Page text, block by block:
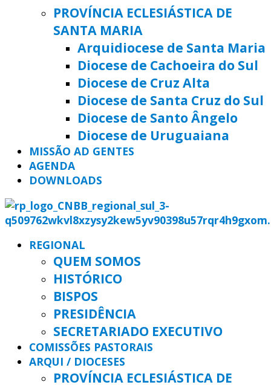
PROVÍNCIA ECLESIÁSTICA DE
SANTA MARIA
Arquidiocese de Santa Maria
Diocese de Cachoeira do Sul
Diocese de Cruz Alta
Diocese de Santa Cruz do Sul
Diocese de Santo Ângelo
Diocese de Uruguaiana
MISSÃO AD GENTES
AGENDA
DOWNLOADS
REGIONAL
QUEM SOMOS
HISTÓRICO
BISPOS
PRESIDÊNCIA
SECRETARIADO EXECUTIVO
COMISSÕES PASTORAIS
ARQUI / DIOCESES
PROVÍNCIA ECLESIÁSTICA DE